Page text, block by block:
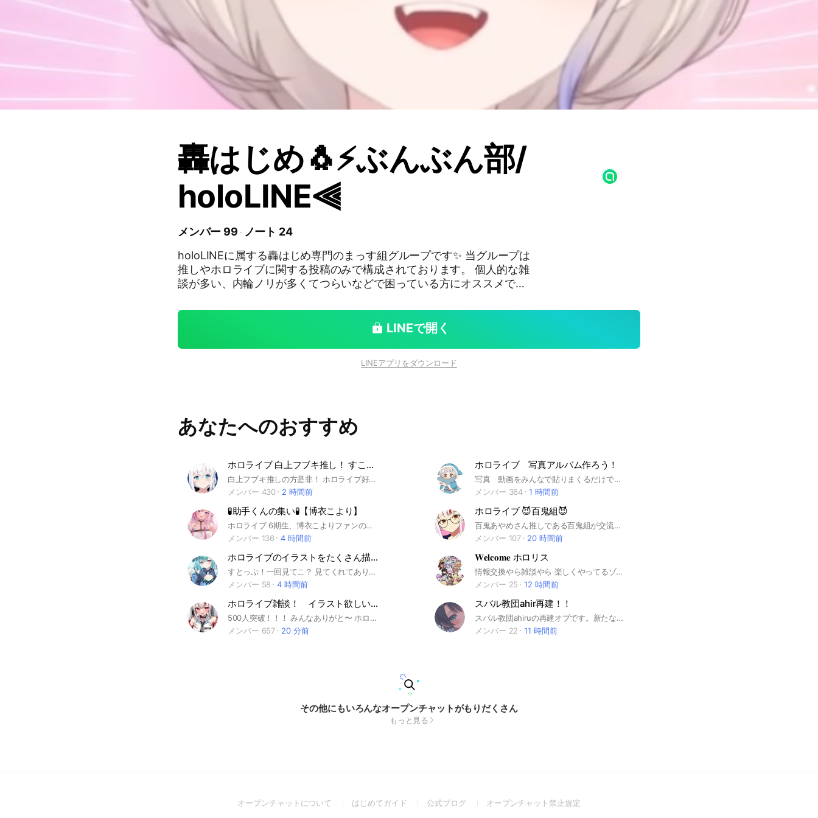
轟はじめ🐧⚡ぶんぶん部/
holoLINE⫷
メンバー 99
ノート 24
holoLINEに属する轟はじめ専門のまっす組グループです✨️ 当グループは
推しやホロライブに関する投稿のみで構成されております。 個人的な雑
談が多い、内輪ノリが多くてつらいなどで困っている方にオススメです
た、ホロライブ関連OCのグループです。 ───運営方針─── holoLINE
は『より推しを中心に、より推しのためになるグループ』を理想に『平
LINEで開く
LINEアプリをダウンロード
あなたへのおすすめ
ホロライブ 白上フブキ推し！ すこん部 雑談
白上フブキ推しの方是非！ ホロライブ好きな人どんどん入って！！！ 短いのでしっかり読んでください アンチや荒らし❌ 質問答えなかったら入れません
メンバー 430
2 時間前
ホロライブ 写真アルバム作ろう！
写真 動画をみんなで貼りまくるだけです！ 雑談などは違うオープンチャットでお願いします。容量大量に取るので。 即抜けは通報対象です。 #ホロライブ 0期生 #ときのそら #ロボ子さん #AZKi #さくらみこ #星街すいせい 1期生 #夜空メル #アキ・ローゼンタール #赤井はあと #白上フブキ #夏色まつり 2期生 #湊あくあ #紫咲シオン #百鬼あやめ #癒月ちょこ #大空スバル ホロライブゲーマーズ #白上フブキ #大神ミオ #猫又おかゆ #戌神ころね 3期生 #兎田ぺこら #不知火フレア #白銀ノエル #宝鐘マリン 4期生 #天音かなた #角巻わため #常闇トワ #姫森ルーナ #桐生ココ 5期生 #雪花ラミィ #桃鈴ねね #獅白ぼたん #尾丸ポルカ 秘密結社holoX #ラプラス・ダークネス #鷹嶺ルイ #博衣こより #沙花叉クロヱ #風真いろは ホロライブインドネシア #アユンダ・リス #ムーナ・ホシノヴァ #アイラニ・イオフィフティーン #クレイジー・オリー #アーニャ・メルフィッサ #パヴォリア・レイネ #べスティア・ゼータ #カエラ・コヴァルスキア #こぼ・かなえる ホロライブEnglish Myth #森カリオペ #小鳥遊 キアラ #一 伊那尓栖 #がうる・ぐら #ワトソン・アメリア Project: HOPE Promise #IRyS Council #九十九佐命 #セレス・ファウナ #オーロ・クロニー #七詩ムメイ #ハコス・ベールズ Advent #シオリ・ノヴェラ #古石ビジュー #ネリッサ・レイヴンクロフト #フワワ・アビスガード #モココ・アビスガード hololive DEV_IS ReGLOSS #火威青 #音乃瀬奏 #一条莉々華 #儒烏風亭らでん #轟はじめ 事務所スタッフ 友人A（えーちゃん） 春先のどか 卒業生 #桐生ココ #九十九佐命 #潤羽るしあ
メンバー 364
1 時間前
🧪助手くんの集い🧪【博衣こより】
ホロライブ 6期生、博衣こよりファンのオープンチャットです 助手くん集まれー！ #博衣こより #こよりすけっち #こより実験中
メンバー 136
4 時間前
ホロライブ 😈百鬼組😈
百鬼あやめさん推しである百鬼組が交流できる場所！！百鬼組でなくてもこれから一緒にお嬢を推していきましょう！！お嬢しか勝たん！
メンバー 107
20 時間前
ホロライブのイラストをたくさん描こうの会🏴‍☠️☠️
すとっぷ！一回見てこ？ 見てくれてありがとうございます！ ⚠️注意⚠️ 少人数用以外の人は、事情がない限り本オプに絶対入ること！！ アイコンは初期、なし以外でお願いします！ とにかくホロライブのイラストを描く！🎨🖌️ 即抜けやめて！ほんとに！ イラスト以外にも、雑談やゲームなどを話しています！🎮 とにかくほっこりしていて楽しいオープンチャットです！ もっかい言うよ？即抜けはダメです！ そして、タメ口は全然OKです！ ライトはどんどん参加してね！ オプ創立日 2025/6/21 2025/9/22 50人達成っ！！！ 2025/10/13 60人達成っ！！！ 2026/1/7 70人達成っ！！！ 2026/6/21 1周年っっっ！！ #暇人 #イラスト #ホロライブ #ホロリス #雑談 #宝鐘の一味 #箱推し
メンバー 58
4 時間前
𝐖𝐞𝐥𝐜𝐨𝐦𝐞 ホロリス
情報交換やら雑談やら 楽しくやってるゾ～ #ホロリス
メンバー 25
12 時間前
ホロライブ雑談！ イラスト欲しい人集まれー！
500人突破！！！ みんなありがと〜 ホロライブを昔から知ってる人でも最近知った人でも大歓迎！ ノートにイラストたくさんあるからイラストが欲しい人はぜひぜひ入ってきてね〜 みんなで仲良く楽しくやっていこう！ ホロライブを一緒に語り合おう！ みんなが楽しめるオプにするよう頑張ります！ 宣伝OK！(宣伝抜けは許さん) 一応許可とってから宣伝して欲しい タメ口OK！ 暴言は禁止 荒らしも禁止 無言退会、即抜けはやめてほしい 基本自由だしホロライブ以外の話もOK 入ったらノートの確認よろしくね！！！ #ホロライブ#雑談#ホロライブ０期生#ホロライブ1期生#ホロライブ2期生#ホロライブ3期生#ホロライブ4期生#ホロライブ5期生#ホロライブ6期生#ときのそら#ロボ子さん#夜空メル#アキ・ローゼンタール#赤井はあと#白上フブキ#夏色まつり#湊あくあ#紫咲シオン#百鬼あやめ#癒月ちょこ#大空スバル#AZKi#大神ミオ#さくらみこ#猫又おかゆ#戌神ころね#星街すいせい#兎田ぺこら#不知火フレア#白銀ノエル#宝鐘マリン#潤羽るしあ#天音かなた#桐生ココ#角巻わため#常闇トワ#姫森ルーナ#雪花ラミィ#桃鈴ねね#獅白ぼたん#尾丸ポルカ#ラプラス・ダークネス#鷹嶺ルイ#博衣こより#沙花叉クロヱ#風間いろは#ホロライブjp#ホロライブen #アユンダ・リス#ムーナ・ホシノヴァ#アイラニ・イオフィフティーン#クレイジー・オリー#アーニャメルフィッサ#パヴォリア・レイネ#ベスティア・ゼータ#カエラ・コヴァルスキア#こぼ・かなえる#森カリオペ#小鳥遊キアラ#一伊那尓栖#がうる・ぐら#ワトソン・アメリア#lRyS#セレス・ファウナ#オーロ・クロニー#七詩ムナイ#ハコナ・ベールズ#九十九佐命#友人A#春先のどか#シオリ・ノヴェラ#古石ビジュー#ネリッサ・レイヴンクロフト#フワワ・アビスガード#モココ・アビスガード#火威青#音乃瀬奏#一条莉々華#儒鳥風らでん#轟はじめ#友人A#春先のどか#regloss
メンバー 657
20 分前
スバル教団ahir再建！！
スバル教団ahiruの再建オプです。新たな進化を遂げたいと思っています メンバーはいつも通りどこかズレているけど、楽しい人たちが多いです
メンバー 22
11 時間前
その他にもいろんなオープンチャットがもりだくさん
もっと見る
オープンチャットについて
(Openはじめてガイド
(Open公式ブログ
(Openオープンチャット禁止規定(Open